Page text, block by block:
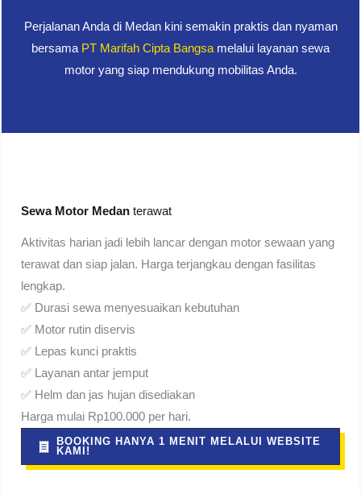
Perjalanan Anda di Medan kini semakin praktis dan nyaman
bersama PT Marifah Cipta Bangsa melalui layanan sewa
motor yang siap mendukung mobilitas Anda.
Sewa Motor Medanterawat
Aktivitas harian jadi lebih lancar dengan motor sewaan yang
terawat dan siap jalan. Harga terjangkau dengan fasilitas
lengkap.
✅ Durasi sewa menyesuaikan kebutuhan
✅ Motor rutin diservis
✅ Lepas kunci praktis
✅ Layanan antar jemput
✅ Helm dan jas hujan disediakan
Harga mulai Rp100.000 per hari.
BOOKING HANYA 1 MENIT MELALUI WEBSITE
KAMI!